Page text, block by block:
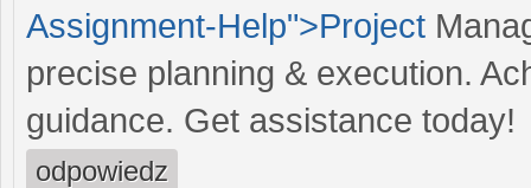
Assignment-Help">Project
precise planning & execution.
guidance. Get assistance today!
odpowiedz